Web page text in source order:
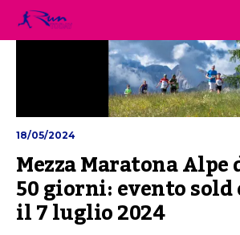
18/05/2024
Mezza Maratona
50 giorni: evento
il 7 luglio 2024